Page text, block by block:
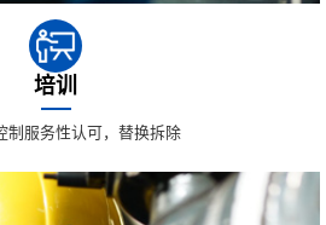
培训
制服务性认可，替换拆除